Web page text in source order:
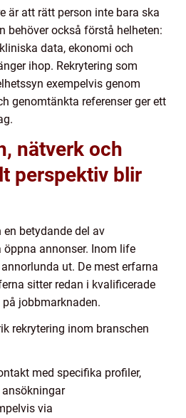
är att rätt person inte bara ska
behöver också förstå helheten:
data, ekonomi och
ihop. Rekrytering som
exempelvis genom
genomtänkta referenser ger ett
nätverk och
perspektiv blir
betydande del av
annonser. Inom life
ut. De mest erfarna
sitter redan i kvalificerade
jobbmarknaden.
rekrytering inom branschen
med specifika profiler,
via